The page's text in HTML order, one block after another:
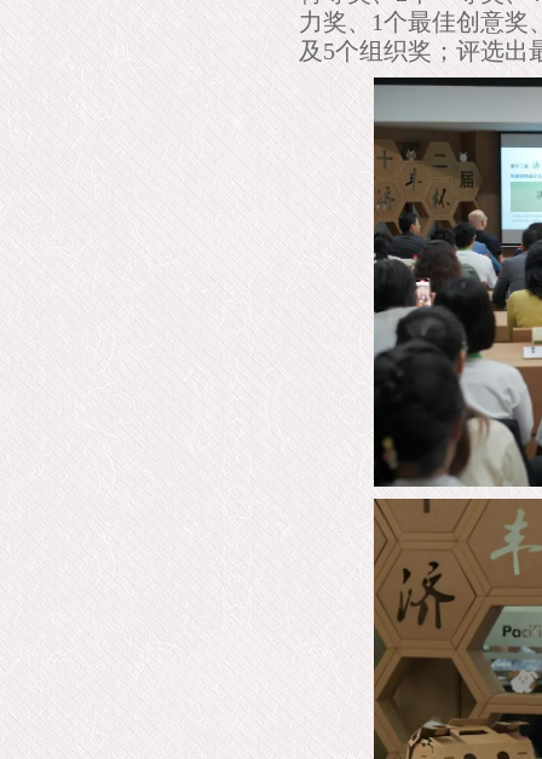
力奖、1个最佳创意奖
及5个组织奖；评选出